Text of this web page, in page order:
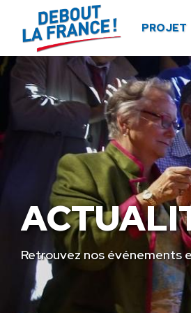
PROJET
Retrouvez nos
Panneau de gestion des cookies